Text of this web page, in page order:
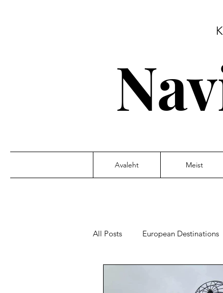
Avaleht Meist
All Posts European Destinations